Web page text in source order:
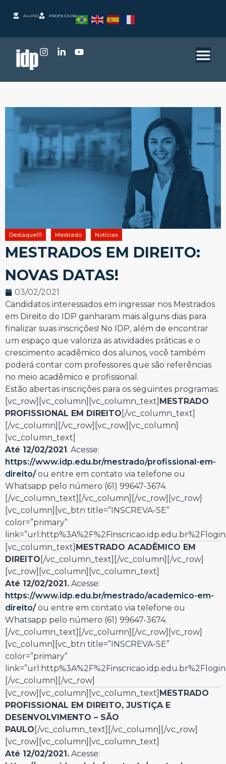
ALUNO PROFESSOR
Destaque01 Mestrado Notícias
MESTRADOS EM DIREITO:
NOVAS DATAS!
03/02/2021
Candidatos interessados em ingressar nos Mestrados
em Direito do IDP ganharam mais alguns dias para
finalizar suas inscrições! No IDP, além de encontrar
um espaço que valoriza as atividades práticas e o
crescimento acadêmico dos alunos, você também
poderá contar com professores que são referências
no meio acadêmico e profissional.
Estão abertas inscrições para os seguintes programas:
[vc_row][vc_column][vc_column_text] MESTRADO
PROFISSIONAL EM DIREITO [/vc_column_text]
[/vc_column][/vc_row][vc_row][vc_column]
[vc_column_text]
Até 12/02/2021. Acesse:
https://www.idp.edu.br/mestrado/profissional-em-
direito/ou entre em contato via telefone ou
Whatsapp pelo número (61) 99647-3674.
[/vc_column_text][/vc_column][/vc_row][vc_row]
[vc_column][vc_btn title=”INSCREVA-SE”
color=”primary”
[vc_column_text] MESTRADO ACADÊMICO EM
DIREITO [/vc_column_text][/vc_column][/vc_row]
[vc_row][vc_column][vc_column_text]
Até 12/02/2021. Acesse:
https://www.idp.edu.br/mestrado/academico-em-
direito/ou entre em contato via telefone ou
Whatsapp pelo número (61) 99647-3674.
[/vc_column_text][/vc_column][/vc_row][vc_row]
[vc_column][vc_btn title=”INSCREVA-SE”
color=”primary”
[/vc_column][/vc_row]
[vc_row][vc_column][vc_column_text] MESTRADO
PROFISSIONAL EM DIREITO, JUSTIÇA E
DESENVOLVIMENTO – SÃO
PAULO [/vc_column_text][/vc_column][/vc_row]
[vc_row][vc_column][vc_column_text]
Até 12/02/2021. Acesse: